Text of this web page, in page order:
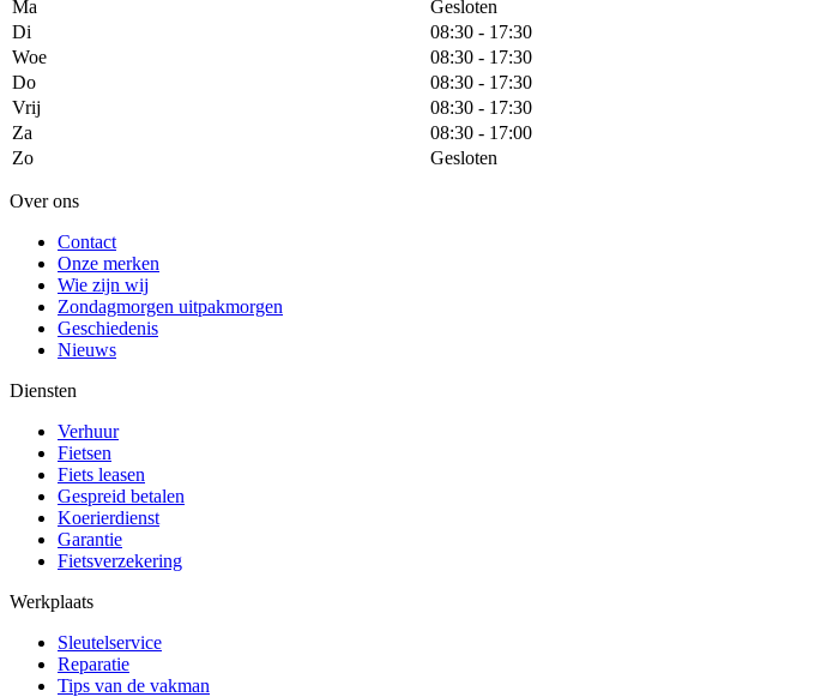
Ma
Gesloten
Di
08:30 - 17:30
Woe
08:30 - 17:30
Do
08:30 - 17:30
Vrij
08:30 - 17:30
Za
08:30 - 17:00
Zo
Gesloten
Over ons
Contact
Onze merken
Wie zijn wij
Zondagmorgen uitpakmorgen
Geschiedenis
Nieuws
Diensten
Verhuur
Fietsen
Fiets leasen
Gespreid betalen
Koerierdienst
Garantie
Fietsverzekering
Werkplaats
Sleutelservice
Reparatie
Tips van de vakman